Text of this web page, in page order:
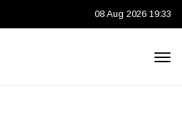
08 Aug 2026 19:33